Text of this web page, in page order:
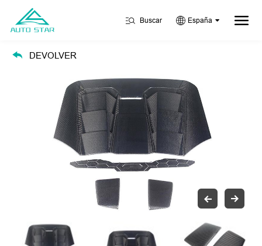
Buscar España
DEVOLVER